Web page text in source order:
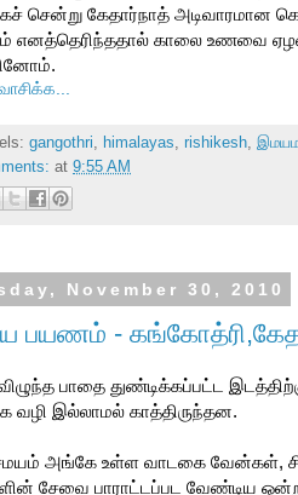
சென்று கேதார்நாத் அடிவாரமான
எனத்தெரிந்ததால் காலை உணவை
gangothri himalayas rishikesh,
at 9:55 AM
November 30, 2010
பயணம் -
பாதை துண்டிக்கப்பட்ட
வழி இல்லாமல் காத்திருந்தன.
அங்கே உள்ள வாடகை வேன்கள்,
சேவை பாராட்டப்பட வேண்டிய